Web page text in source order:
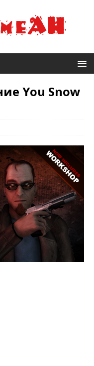
You Snow